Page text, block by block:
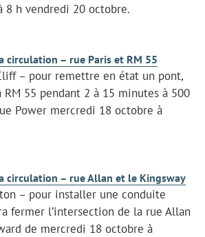
8 h vendredi 20 octobre.
circulation – rue Paris et RM 55
– pour remettre en état un pont,
55 pendant 2 à 15 minutes à 500
Power mercredi 18 octobre à
circulation – rue Allan et le Kingsway
– pour installer une conduite
fermer l’intersection de la rue Allan
de mercredi 18 octobre à